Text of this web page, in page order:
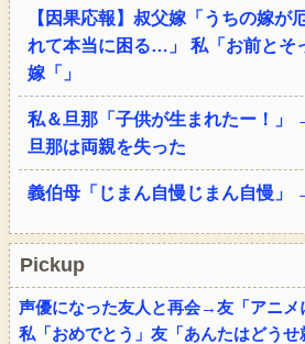
【因果応報】叔父嫁「うちの嫁が
れて本当に困る…」 私「お前とそ
嫁「」
私＆旦那「子供が生まれたー！」
旦那は両親を失った
義伯母「じまん自慢じまん自慢」
Pickup
声優になった友人と再会→友「アニメ
私「おめでとう」友「あんたはどう